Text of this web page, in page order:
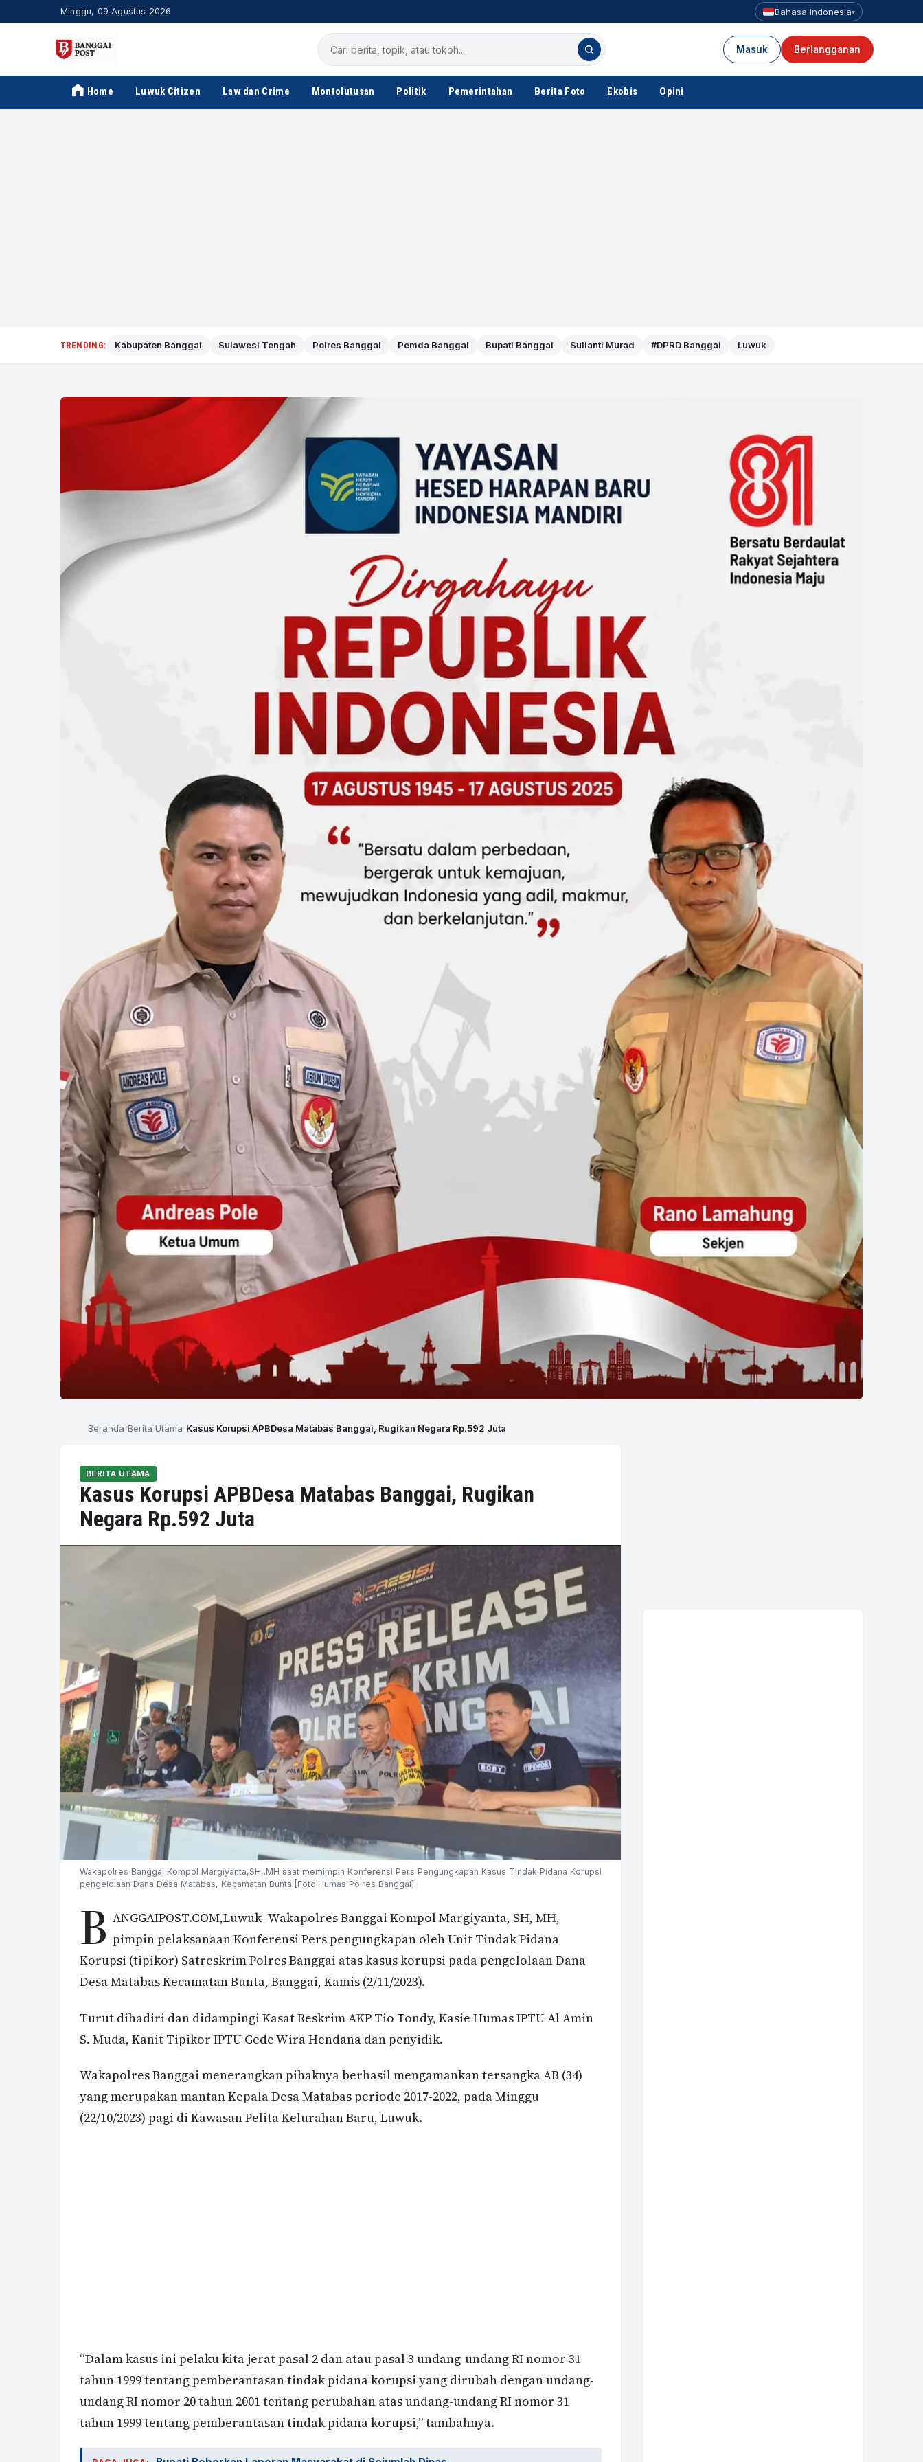
Minggu, 09 Agustus 2026 Bahasa Indonesia▾
Cari
berita
Masuk Berlangganan
Home Luwuk Citizen Law dan Crime Montolutusan Politik Pemerintahan Berita Foto Ekobis Opini
TRENDING: Kabupaten Banggai Sulawesi Tengah Polres Banggai Pemda Banggai Bupati Banggai Sulianti Murad #DPRD Banggai Luwuk
Beranda Berita Utama Kasus Korupsi APBDesa Matabas Banggai, Rugikan Negara Rp.592 Juta
BERITA UTAMA
Kasus Korupsi APBDesa Matabas Banggai, Rugikan
Negara Rp.592 Juta
Wakapolres Banggai Kompol Margiyanta,SH,.MH saat memimpin Konferensi Pers Pengungkapan Kasus Tindak Pidana Korupsi
pengelolaan Dana Desa Matabas, Kecamatan Bunta.[Foto:Humas Polres Banggai]
B ANGGAIPOST.COM,Luwuk- Wakapolres Banggai Kompol Margiyanta, SH, MH,
pimpin pelaksanaan Konferensi Pers pengungkapan oleh Unit Tindak Pidana
Korupsi (tipikor) Satreskrim Polres Banggai atas kasus korupsi pada pengelolaan Dana
Desa Matabas Kecamatan Bunta, Banggai, Kamis (2/11/2023).
Turut dihadiri dan didampingi Kasat Reskrim AKP Tio Tondy, Kasie Humas IPTU Al Amin
S. Muda, Kanit Tipikor IPTU Gede Wira Hendana dan penyidik.
Wakapolres Banggai menerangkan pihaknya berhasil mengamankan tersangka AB (34)
yang merupakan mantan Kepala Desa Matabas periode 2017-2022, pada Minggu
(22/10/2023) pagi di Kawasan Pelita Kelurahan Baru, Luwuk.
“Dalam kasus ini pelaku kita jerat pasal 2 dan atau pasal 3 undang-undang RI nomor 31
tahun 1999 tentang pemberantasan tindak pidana korupsi yang dirubah dengan undang-
undang RI nomor 20 tahun 2001 tentang perubahan atas undang-undang RI nomor 31
tahun 1999 tentang pemberantasan tindak pidana korupsi,” tambahnya.